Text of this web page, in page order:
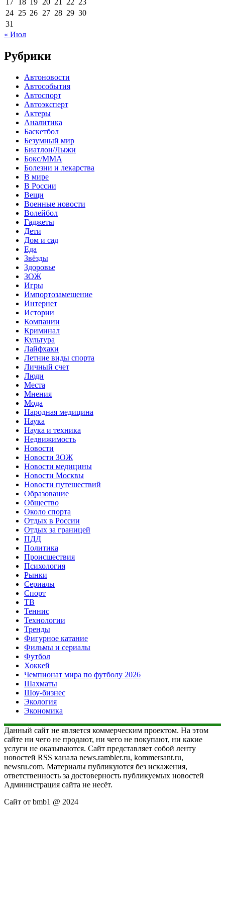
24 25 26 27 28 29 30
31
« Июл
Рубрики
Автоновости
Автособытия
Автоспорт
Автоэксперт
Актеры
Аналитика
Баскетбол
Безумный мир
Биатлон/Лыжи
Бокс/MMA
Болезни и лекарства
В мире
В России
Вещи
Военные новости
Волейбол
Гаджеты
Дети
Дом и сад
Еда
Звёзды
Здоровье
ЗОЖ
Игры
Импортозамещение
Интернет
Истории
Компании
Криминал
Культура
Лайфхаки
Летние виды спорта
Личный счет
Люди
Места
Мнения
Мода
Народная медицина
Наука
Наука и техника
Недвижимость
Новости
Новости ЗОЖ
Новости медицины
Новости Москвы
Новости путешествий
Образование
Общество
Около спорта
Отдых в России
Отдых за границей
ПДД
Политика
Происшествия
Психология
Рынки
Сериалы
Спорт
ТВ
Теннис
Технологии
Тренды
Фигурное катание
Фильмы и сериалы
Футбол
Хоккей
Чемпионат мира по футболу 2026
Шахматы
Шоу-бизнес
Экология
Экономика
Данный сайт не является коммерческим проектом. На этом
сайте ни чего не продают, ни чего не покупают, ни какие
услуги не оказываются. Сайт представляет собой ленту
новостей RSS канала news.rambler.ru, kommersant.ru,
newsru.com. Материалы публикуются без искажения,
ответственность за достоверность публикуемых новостей
Администрация сайта не несёт.
Сайт от bmb1 @ 2024